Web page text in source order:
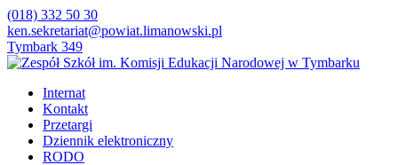
(018) 332 50 30
ken.sekretariat@powiat.limanowski.pl
Tymbark 349
Internat
Kontakt
Przetargi
Dziennik elektroniczny
RODO